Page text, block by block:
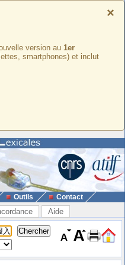
×
version au 1er
smartphones) et inclut
Outils Contact
Aide